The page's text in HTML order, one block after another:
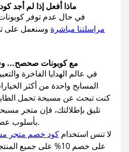
ماذا أفعل إذا لم أجد
في حال عدم توفر
مراسلتنا مباشرة وسنعمل على
مع كوبونات صحصح...
في عالم الهدايا الفاخرة
المسابح واحدة من أكثر
كنت تبحث عن مسبحة تحمل
تليق بإطلالتك، فإن متجر
بأسلوب عصري وتقليدي في آنٍ واحد.
لا تنس استخدام كود خصم متجر
على خصم 10% على